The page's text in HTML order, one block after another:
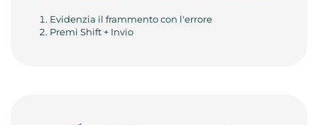
Evidenzia il frammento con l'errore
Premi Shift + Invio